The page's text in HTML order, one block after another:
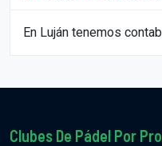
En Luján tenemos
Clubes De Pádel Por